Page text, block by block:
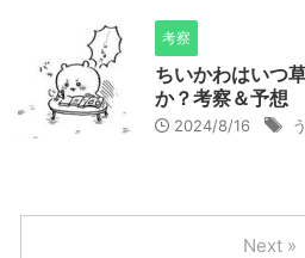
考察
ちいかわはいつ
か？考察＆予想
2024/8/16
Next »